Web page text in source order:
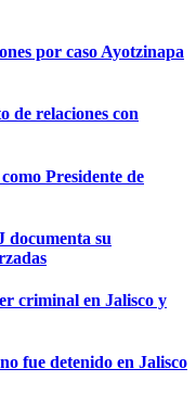
por caso Ayotzinapa
de relaciones con
Presidente de
su
criminal en Jalisco y
fue detenido en Jalisco